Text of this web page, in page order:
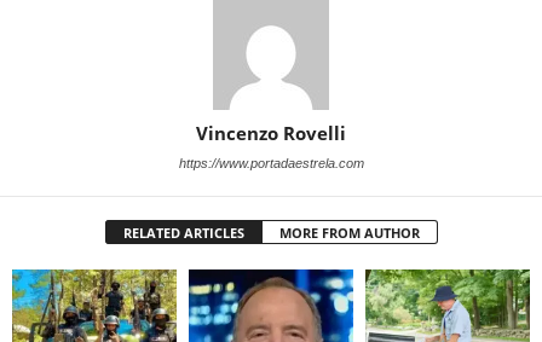
Vincenzo Rovelli
https://www.portadaestrela.com
RELATED ARTICLES MORE FROM AUTHOR